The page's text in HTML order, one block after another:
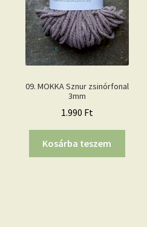
09. MOKKA Sznur zsinórfonal
3mm
1.990 Ft
Kosárba teszem